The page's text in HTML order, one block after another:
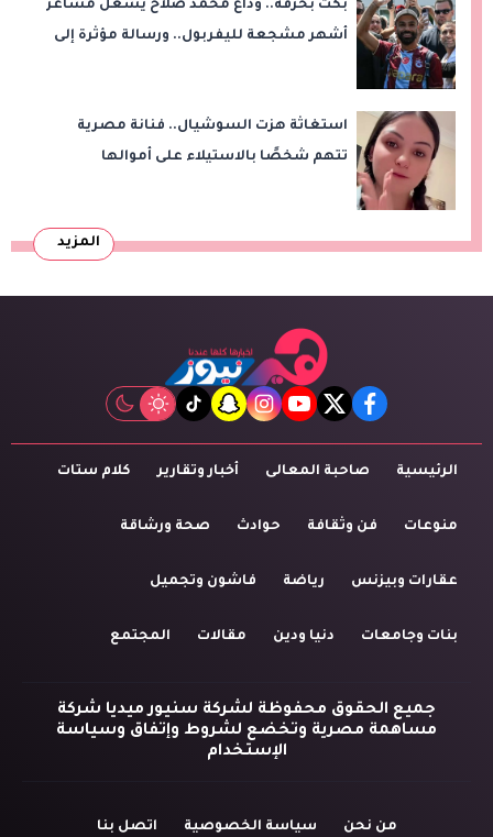
بكت بحرقة.. وداع محمد صلاح يشعل مشاعر
أشهر مشجعة لليفربول.. ورسالة مؤثرة إلى
استغاثة هزت السوشيال.. فنانة مصرية
تتهم شخصًا بالاستيلاء على أموالها
المزيد
facebook
twitter
youtube
instagram
snapchat
tiktok
الرئيسية صاحبة المعالى أخبار وتقارير كلام ستات
منوعات فن وثقافة حوادث صحة ورشاقة
عقارات وبيزنس رياضة فاشون وتجميل
بنات وجامعات دنيا ودين مقالات المجتمع
جميع الحقوق محفوظة لشركة سنيور ميديا شركة
مساهمة مصرية وتخضع لشروط وإتفاق وسياسة
الإستخدام
من نحن سياسة الخصوصية اتصل بنا